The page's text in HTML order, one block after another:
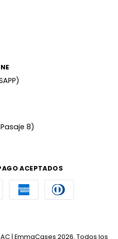
8)
ACEPTADOS
| EmmaCases 2026. Todos los